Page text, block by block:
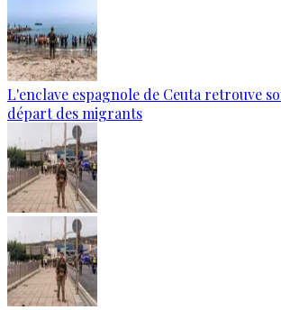
L'enclave espagnole de Ceuta retrouve
départ des migrants